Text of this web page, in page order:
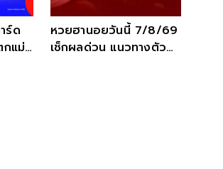
ร์ด
กแม่
หวยฮานอยวันนี้ 7/8/69
เช็กผลด่วน แนวทางตัว